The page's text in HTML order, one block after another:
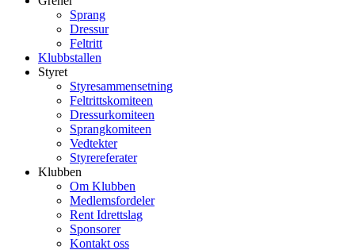
Sprang
Dressur
Feltritt
Klubbstallen
Styret
Styresammensetning
Feltrittskomiteen
Dressurkomiteen
Sprangkomiteen
Vedtekter
Styrereferater
Klubben
Om Klubben
Medlemsfordeler
Rent Idrettslag
Sponsorer
Kontakt oss